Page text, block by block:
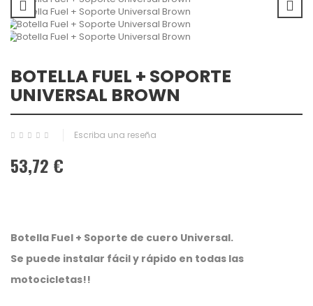
BOTELLA FUEL + SOPORTE
UNIVERSAL BROWN
Escriba una reseña
53,72 €
Botella Fuel + Soporte de cuero Universal.
Se puede instalar fácil y rápido en todas las
motocicletas!!